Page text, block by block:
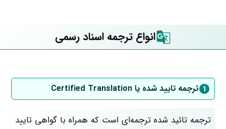
انواع ترجمه اسناد رسمی
ترجمه تایید شده یا Certified Translation
ترجمه تائید شده ترجمه‌ای است که همراه با گواهی تایید